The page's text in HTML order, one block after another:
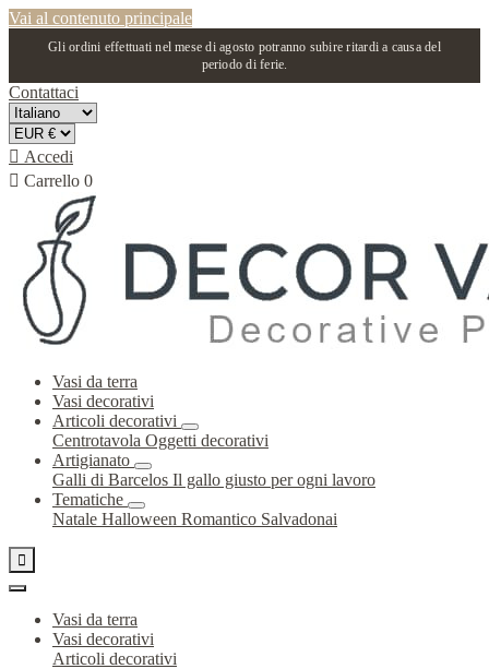
Vai al contenuto principale
Gli ordini effettuati nel mese di agosto potranno subire ritardi a causa del
periodo di ferie.
Contattaci
 Accedi
 Carrello 0
Vasi da terra
Vasi decorativi
Articoli decorativi
Centrotavola Oggetti decorativi
Artigianato
Galli di Barcelos Il gallo giusto per ogni lavoro
Tematiche
Natale Halloween Romantico Salvadonai

Vasi da terra
Vasi decorativi
Articoli decorativi